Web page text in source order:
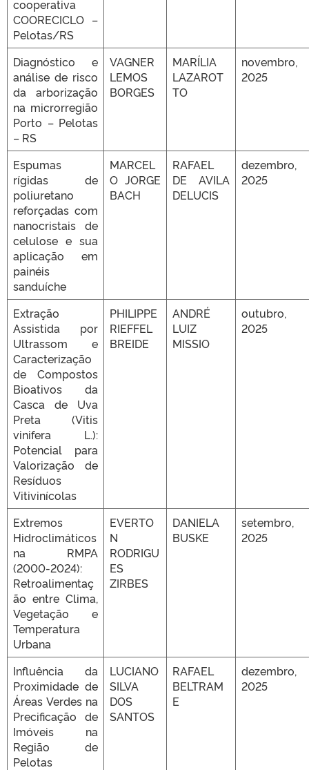
cooperativa
COORECICLO –
Pelotas/RS
Diagnóstico e
análise de risco
da arborização
na microrregião
Porto – Pelotas
– RS
VAGNER
LEMOS
BORGES
MARÍLIA
LAZAROT
TO
novembro,
2025
Espumas
rígidas de
poliuretano
reforçadas com
nanocristais de
celulose e sua
aplicação em
painéis
sanduíche
MARCEL
O JORGE
BACH
RAFAEL
DE AVILA
DELUCIS
dezembro,
2025
Extração
Assistida por
Ultrassom e
Caracterização
de Compostos
Bioativos da
Casca de Uva
Preta (Vitis
vinifera L.):
Potencial para
Valorização de
Resíduos
Vitivinícolas
PHILIPPE
RIEFFEL
BREIDE
ANDRÉ
LUIZ
MISSIO
outubro,
2025
Extremos
Hidroclimáticos
na RMPA
(2000-2024):
Retroalimentaç
ão entre Clima,
Vegetação e
Temperatura
Urbana
EVERTO
N
RODRIGU
ES
ZIRBES
DANIELA
BUSKE
setembro,
2025
Influência da
Proximidade de
Áreas Verdes na
Precificação de
Imóveis na
Região de
Pelotas
LUCIANO
SILVA
DOS
SANTOS
RAFAEL
BELTRAM
E
dezembro,
2025